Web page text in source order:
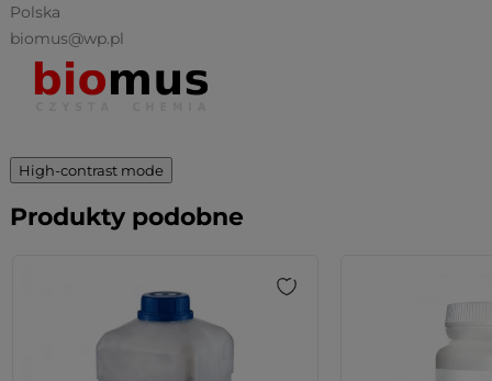
Polska
biomus@wp.pl
High-contrast mode
Produkty podobne